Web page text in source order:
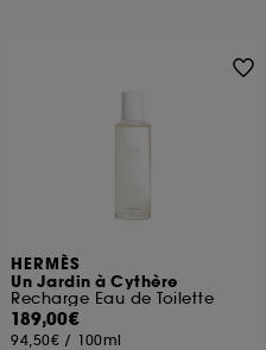
HERMÈS
Un Jardin à Cythère
Recharge Eau de Toilette
189,00€
94,50€ / 100ml